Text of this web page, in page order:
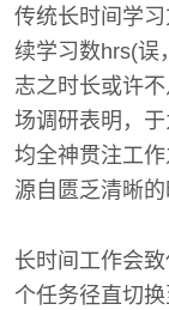
传统长时间学
续学习数hrs(误
志之时长或许
场调研表明，
均全神贯注工
源自匮乏清晰的
长时间工作会
个任务径直切